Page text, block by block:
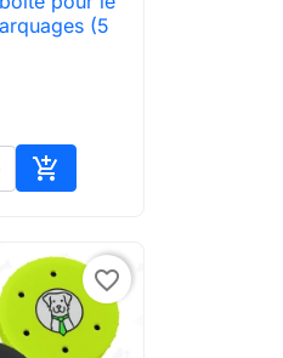
rapide
(5

Ajouter au panier
favorite_border